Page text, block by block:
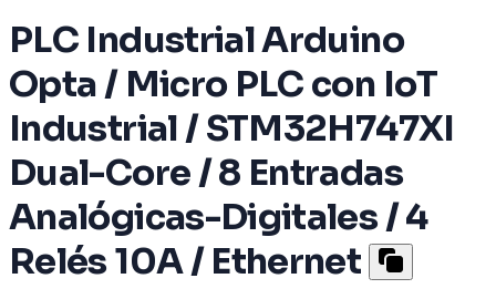
PLC Industrial Arduino
Opta / Micro PLC con IoT
Industrial / STM32H747XI
Dual-Core / 8 Entradas
Analógicas-Digitales / 4
Relés 10A / Ethernet